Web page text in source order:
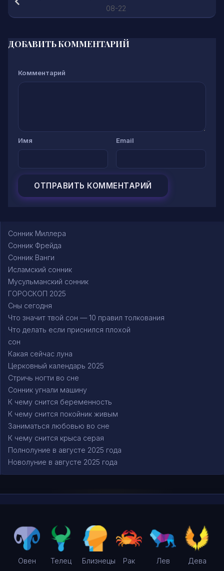
08-22
ДОБАВИТЬ КОММЕНТАРИЙ
Комментарий
Имя Email
Сонник Миллера
Сонник Фрейда
Сонник Ванги
Исламский сонник
Мусульманский сонник
ГОРОСКОП 2025
Сны сегодня
Что значит твой сон — 10 правил толкования
Что делать если приснился плохой
сон
Какая сейчас луна
Церковный календарь 2025
Стричь ногти во сне
Сонник угнали машину
К чему снится беременность
К чему снится покойник живым
Заниматься любовью во сне
К чему снится крыса серая
Полнолуние в августе 2025 года
Новолуние в августе 2025 года
Овен Телец Близнецы Рак Лев Дева